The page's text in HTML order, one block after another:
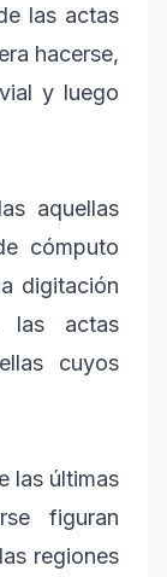
las actas
hacerse,
y luego
aquellas
cómputo
digitación
las actas
cuyos
las últimas
figuran
regiones